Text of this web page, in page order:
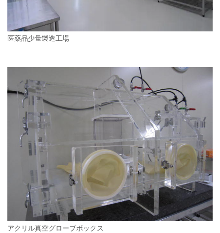
医薬品少量製造工場
アクリル真空グローブボックス